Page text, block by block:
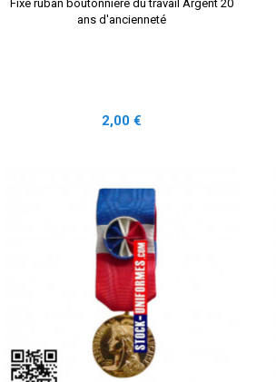
Fixe ruban boutonnière du travail Argent 20
ans d'ancienneté
Prix
2,00 €